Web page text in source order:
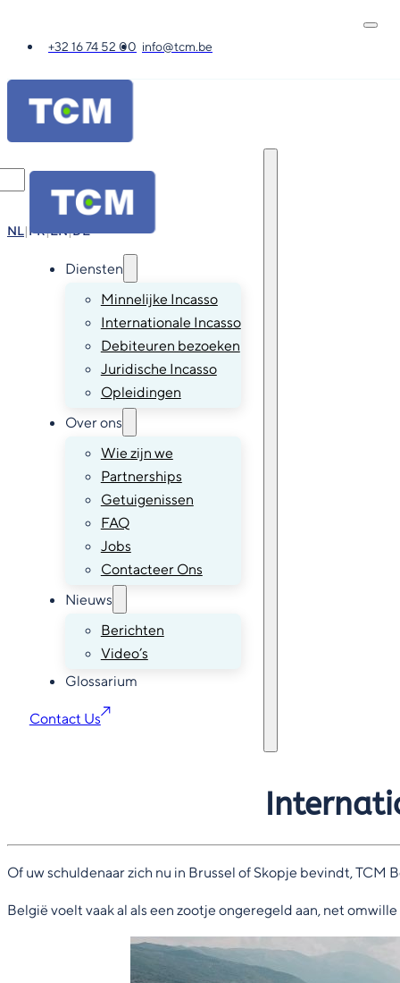
+32 16 74 52 00 info@tcm.be
NL|FR|EN|DE
Diensten
Minnelijke Incasso
Internationale Incasso
Debiteuren bezoeken
Juridische Incasso
Opleidingen
Over ons
Wie zijn we
Partnerships
Getuigenissen
FAQ
Jobs
Contacteer Ons
Nieuws
Berichten
Video’s
Glossarium
Contact Us
Of uw schuldenaar zich nu in Brussel of Skopje bevindt, TCM
België voelt vaak al als een zootje ongeregeld aan, net